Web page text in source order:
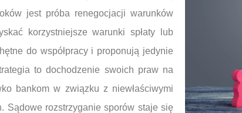
jest próba renegocjacji warunków
korzystniejsze warunki spłaty lub
do współpracy i proponują jedynie
to dochodzenie swoich praw na
bankom w związku z niewłaściwymi
Sądowe rozstrzyganie sporów staje się